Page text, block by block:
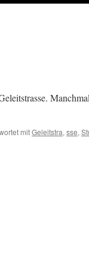
mitGeleitstra, sse,